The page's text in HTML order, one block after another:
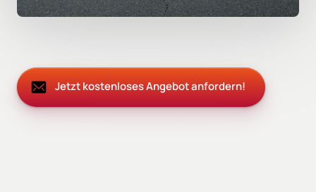
Jetzt kostenloses Angebot anfordern!